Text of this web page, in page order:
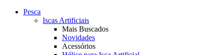
Pesca
Iscas Artificiais
Mais Buscados
Novidades
Acessórios